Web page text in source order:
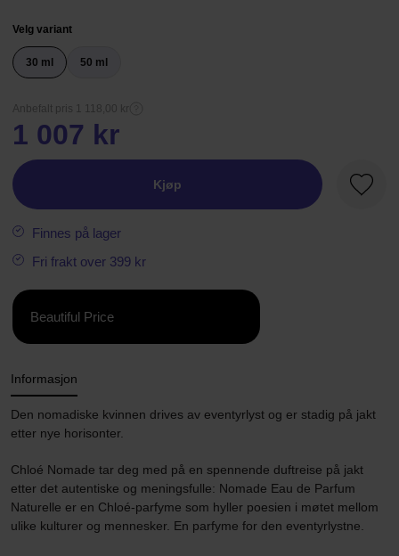
Velg variant
30 ml 50 ml
Anbefalt pris 1 118,00 kr
1 007 kr
Kjøp
Finnes på lager
Fri frakt over 399 kr
Beautiful Price
Informasjon
Den nomadiske kvinnen drives av eventyrlyst og er stadig på jakt
etter nye horisonter.
Chloé Nomade tar deg med på en spennende duftreise på jakt
etter det autentiske og meningsfulle: Nomade Eau de Parfum
Naturelle er en Chloé-parfyme som hyller poesien i møtet mellom
ulike kulturer og mennesker. En parfyme for den eventyrlystne.